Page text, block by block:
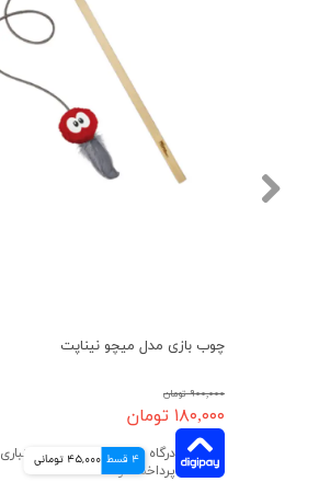
چوب بازی مدل میچو نیناپت
۹۰۰,۰۰۰ تومان
۱۸۰,۰۰۰ تومان
4 قسط 45,000 تومانی